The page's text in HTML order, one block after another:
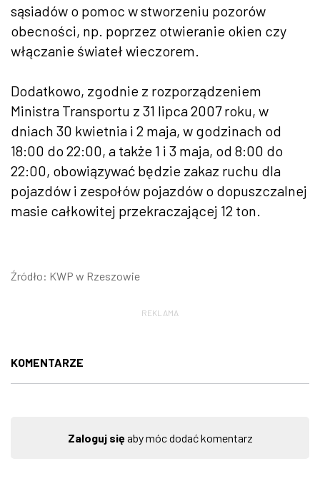
sąsiadów o pomoc w stworzeniu pozorów
obecności, np. poprzez otwieranie okien czy
włączanie świateł wieczorem.
Dodatkowo, zgodnie z rozporządzeniem
Ministra Transportu z 31 lipca 2007 roku, w
dniach 30 kwietnia i 2 maja, w godzinach od
18:00 do 22:00, a także 1 i 3 maja, od 8:00 do
22:00, obowiązywać będzie zakaz ruchu dla
pojazdów i zespołów pojazdów o dopuszczalnej
masie całkowitej przekraczającej 12 ton.
Źródło: KWP w Rzeszowie
REKLAMA
KOMENTARZE
Zaloguj sięaby móc dodać komentarz